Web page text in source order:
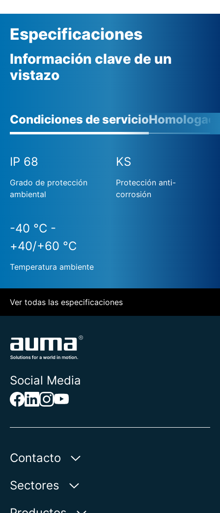
Alimentación externa de 24 V DC (opción)
Especificaciones
Información clave de un
vistazo
Condiciones de servicio
IP 68
Grado de protección
ambiental
KS
Protección anti-
corrosión
-40 °C -
+40/+60 °C
Temperatura ambiente
Ver todas las especificaciones
Social Media
Contacto
AUMA Riester
Aumastr. 1
Sectores
Agua